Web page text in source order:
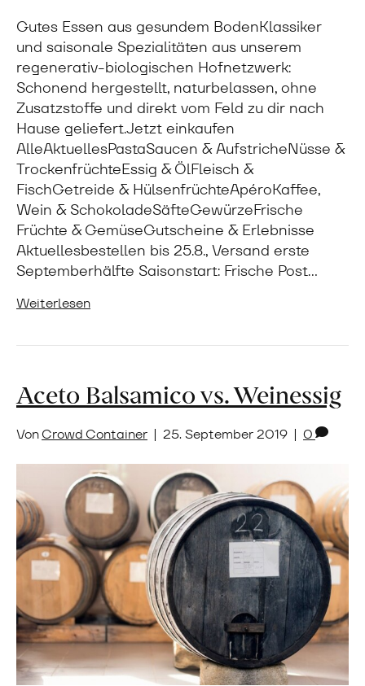
Gutes Essen aus gesundem BodenKlassiker
und saisonale Spezialitäten aus unserem
regenerativ-biologischen Hofnetzwerk:
Schonend hergestellt, naturbelassen, ohne
Zusatzstoffe und direkt vom Feld zu dir nach
Hause geliefert.Jetzt einkaufen
AlleAktuellesPastaSaucen & AufstricheNüsse &
TrockenfrüchteEssig & ÖlFleisch &
FischGetreide & HülsenfrüchteApéroKaffee,
Wein & SchokoladeSäfteGewürzeFrische
Früchte & GemüseGutscheine & Erlebnisse
Aktuellesbestellen bis 25.8., Versand erste
Septemberhälfte Saisonstart: Frische Post…
Weiterlesen
Aceto Balsamico vs. Weinessig
VonCrowd Container | 25. September 2019 | 0